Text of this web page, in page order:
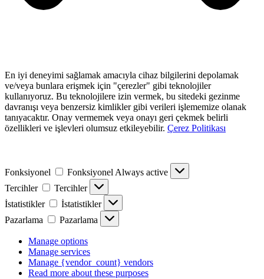
En iyi deneyimi sağlamak amacıyla cihaz bilgilerini depolamak
ve/veya bunlara erişmek için "çerezler" gibi teknolojiler
kullanıyoruz. Bu teknolojilere izin vermek, bu sitedeki gezinme
davranışı veya benzersiz kimlikler gibi verileri işlememize olanak
tanıyacaktır. Onay vermemek veya onayı geri çekmek belirli
özellikleri ve işlevleri olumsuz etkileyebilir. Çerez Politikası
Fonksiyonel Fonksiyonel Always active
Tercihler
Tercihler
İstatistikler
İstatistikler
Pazarlama
Pazarlama
Manage options
Manage services
Manage {vendor_count} vendors
Read more about these purposes